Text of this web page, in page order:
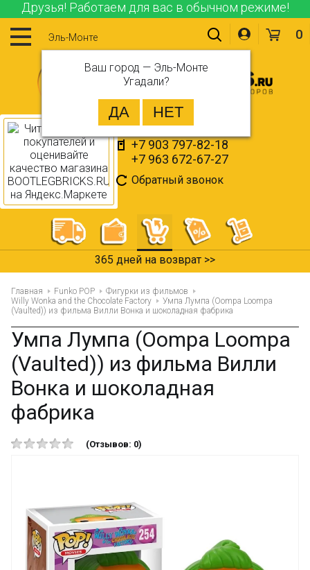
Друзья! Работаем для вас в обычном режиме!
Эль-Монте
Ваш город — Эль-Монте
Угадали?
+7 903 797-82-18
+7 963 672-67-27
Обратный звонок
0
365 дней на возврат >>
Главная Funko POP
Фигурки из фильмов
Willy Wonka and the Chocolate Factory
Умпа Лумпа (Oompa Loompa
(Vaulted)) из фильма Вилли Вонка и шоколадная фабрика
Умпа Лумпа (Oompa Loompa
(Vaulted)) из фильма Вилли
Вонка и шоколадная
фабрика
(Отзывов: 0)